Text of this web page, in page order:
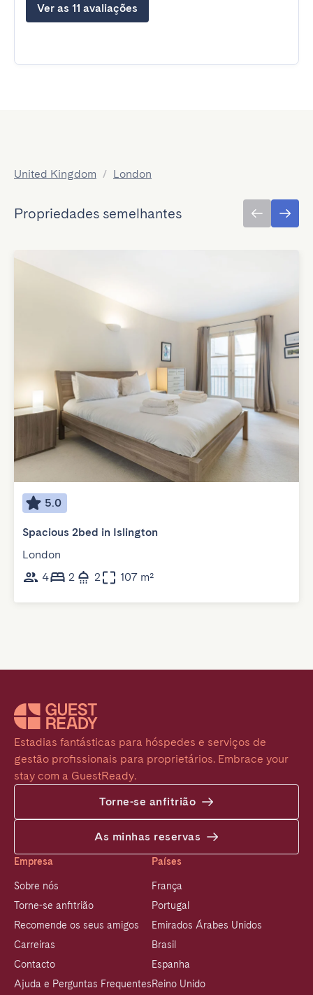
Ver as 11 avaliações
United Kingdom / London
Propriedades semelhantes
5.0
Spacious 2bed in Islington
London
4
2 2 107 m²
Estadias fantásticas para hóspedes e serviços de
gestão profissionais para proprietários. Embrace your
stay com a GuestReady.
Torne-se anfitrião
As minhas reservas
Empresa
Sobre nós
Torne-se anfitrião
Recomende os seus amigos
Carreiras
Contacto
Ajuda e Perguntas Frequentes
Países
França
Portugal
Emirados Árabes Unidos
Brasil
Espanha
Reino Unido